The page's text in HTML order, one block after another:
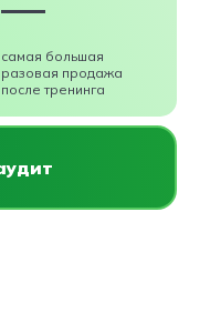
самая большая
разовая продажа
после тренинга